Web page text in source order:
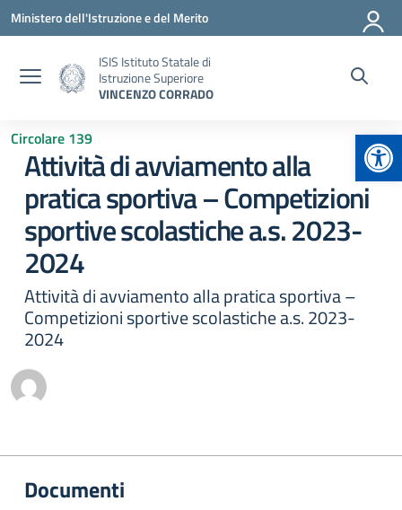
Vai ai contenuti
Vai al menu di navigazione
Vai al footer
Ministero dell'Istruzione e del Merito
ISIS Istituto Statale di
Istruzione Superiore
VINCENZO CORRADO
Circolare 139
Attività di avviamento alla
pratica sportiva – Competizioni
sportive scolastiche a.s. 2023-
2024
Attività di avviamento alla pratica sportiva –
Competizioni sportive scolastiche a.s. 2023-
2024
Documenti